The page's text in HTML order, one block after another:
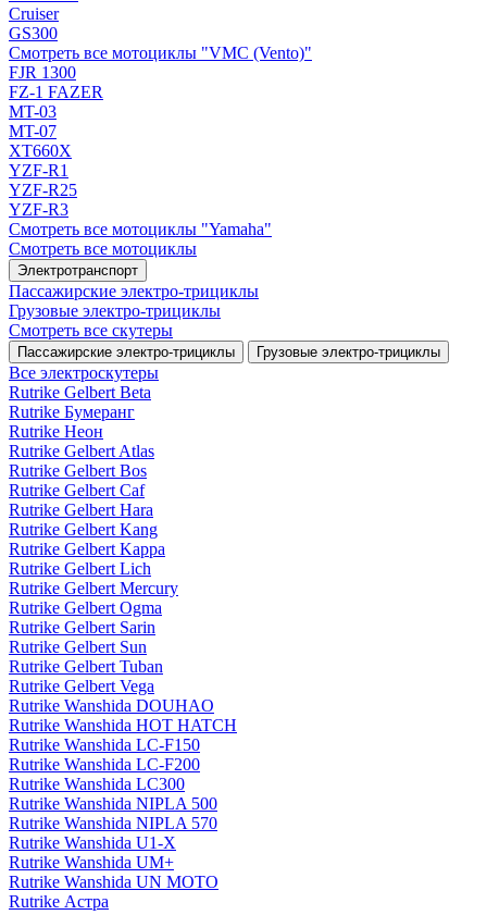
Cruiser
GS300
Смотреть все мотоциклы "VMC (Vento)"
FJR 1300
FZ-1 FAZER
MT-03
MT-07
XT660X
YZF-R1
YZF-R25
YZF-R3
Смотреть все мотоциклы "Yamaha"
Смотреть все мотоциклы
Электротранспорт
Пассажирские электро‑трициклы
Грузовые электро‑трициклы
Смотреть все скутеры
Пассажирские электро‑трициклы Грузовые электро‑трициклы
Все электро­скутеры
Rutrike Gelbert Beta
Rutrike Бумеранг
Rutrike Неон
Rutrike Gelbert Atlas
Rutrike Gelbert Bos
Rutrike Gelbert Caf
Rutrike Gelbert Hara
Rutrike Gelbert Kang
Rutrike Gelbert Kappa
Rutrike Gelbert Lich
Rutrike Gelbert Mercury
Rutrike Gelbert Ogma
Rutrike Gelbert Sarin
Rutrike Gelbert Sun
Rutrike Gelbert Tuban
Rutrike Gelbert Vega
Rutrike Wanshida DOUHAO
Rutrike Wanshida HOT HATCH
Rutrike Wanshida LC-F150
Rutrike Wanshida LC-F200
Rutrike Wanshida LC300
Rutrike Wanshida NIPLA 500
Rutrike Wanshida NIPLA 570
Rutrike Wanshida U1-X
Rutrike Wanshida UM+
Rutrike Wanshida UN MOTO
Rutrike Астра